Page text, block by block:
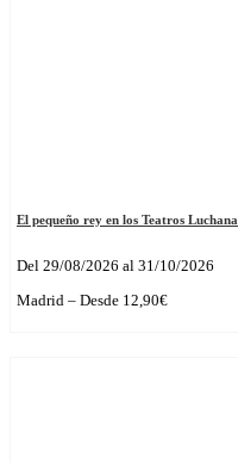
El pequeño rey en los Teatros Luchana
Del 29/08/2026 al 31/10/2026
Madrid – Desde 12,90€